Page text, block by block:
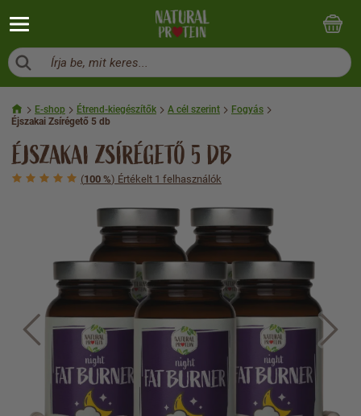
Írja be, mit keres...
E-shop Étrend-kiegészítők A cél szerint
Fogyás
Éjszakai Zsírégető 5 db
ÉJSZAKAI ZSÍRÉGETŐ 5 DB
(100 %) Értékelt 1 felhasználók